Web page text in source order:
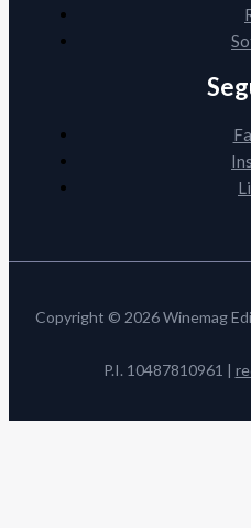
Copyright © 2026 Winemag
P.I. 10487810961 |